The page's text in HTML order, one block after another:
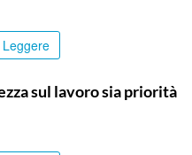
sul lavoro sia priorità